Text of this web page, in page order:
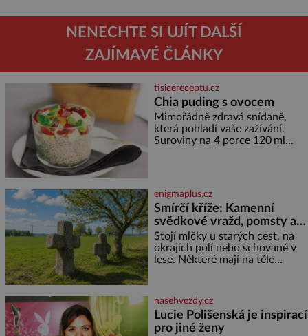
NENECHTE SI UJÍT DALŠÍ
ZAJÍMAVÉ ČLÁNKY
tisicereceptu.cz
Chia puding s ovocem
Mimořádně zdravá snídaně,
která pohladí vaše zažívání.
Suroviny na 4 porce 120 ml
nasypeme chia semí
enigmaplus.cz
Smírčí kříže: Kamenní
svědkové vražd, pomsty a
dávných vin
Stojí mlčky u starých cest, na
okrajích polí nebo schované v
lese. Některé mají na těle
kříž. Na první pohled vypadají
jako zapomenuté nábo
nasehvezdy.cz
Lucie Polišenská je inspirací
pro jiné ženy